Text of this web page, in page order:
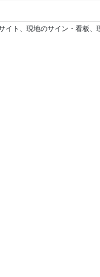
ト、現地のサイン・看板、